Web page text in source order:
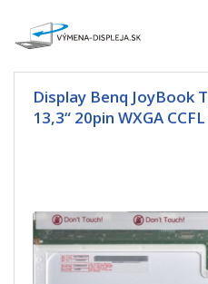
Display Benq JoyBook
13,3“ 20pin WXGA